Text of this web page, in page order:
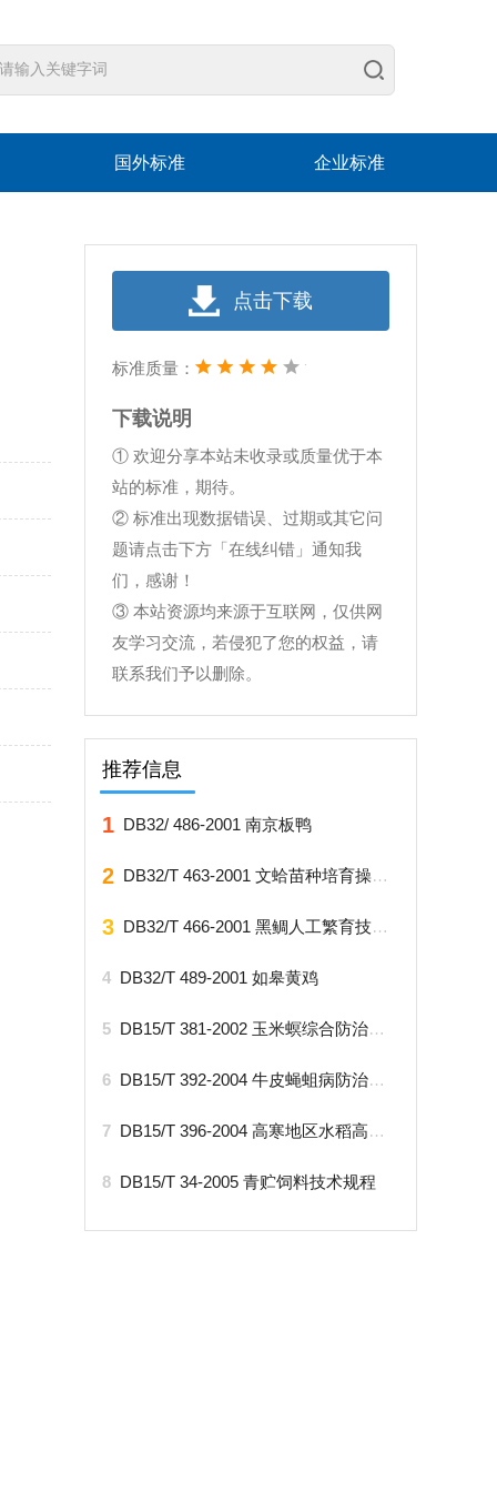
国外标准 企业标准
点击下载
标准质量：
下载说明
① 欢迎分享本站未收录或质量优于本
站的标准，期待。
② 标准出现数据错误、过期或其它问
题请点击下方「在线纠错」通知我
们，感谢！
③ 本站资源均来源于互联网，仅供网
友学习交流，若侵犯了您的权益，请
联系我们予以删除。
推荐信息
1 DB32/ 486-2001 南京板鸭
2 DB32/T 463-2001 文蛤苗种培育操作规程
3 DB32/T 466-2001 黑鲷人工繁育技术操作规程
4 DB32/T 489-2001 如皋黄鸡
5 DB15/T 381-2002 玉米螟综合防治技术规程
6 DB15/T 392-2004 牛皮蝇蛆病防治技术规程
7 DB15/T 396-2004 高寒地区水稻高产栽培技术规程
8 DB15/T 34-2005 青贮饲料技术规程